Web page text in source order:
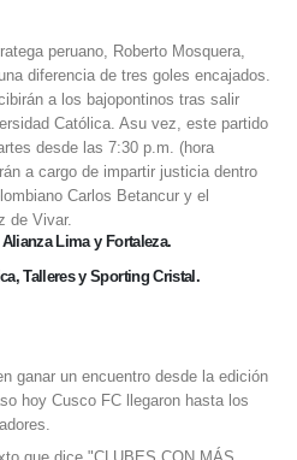
peruano, Roberto Mosquera,
diferencia de tres goles encajados.
a los bajopontinos tras salir
Católica. Asu vez, este partido
desde las 7:30 p.m. (hora
a cargo de impartir justicia dentro
Carlos Betancur y el
de Vivar.
Lima y Fortaleza.
Talleres y Sporting Cristal.
ganar un encuentro desde la edición
hoy Cusco FC llegaron hasta los